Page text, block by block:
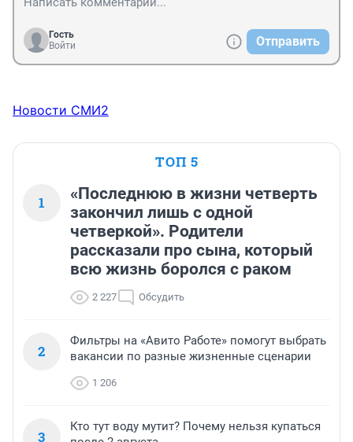
Гость
Войти
Отправить
Новости СМИ2
ТОП 5
1
«Последнюю в жизни четверть
закончил лишь с одной
четверкой». Родители
рассказали про сына, который
всю жизнь боролся с раком
2 227 Обсудить
2
Фильтры на «Авито Работе» помогут выбрать
вакансии по разные жизненные сценарии
1 206
3
Кто тут воду мутит? Почему нельзя купаться